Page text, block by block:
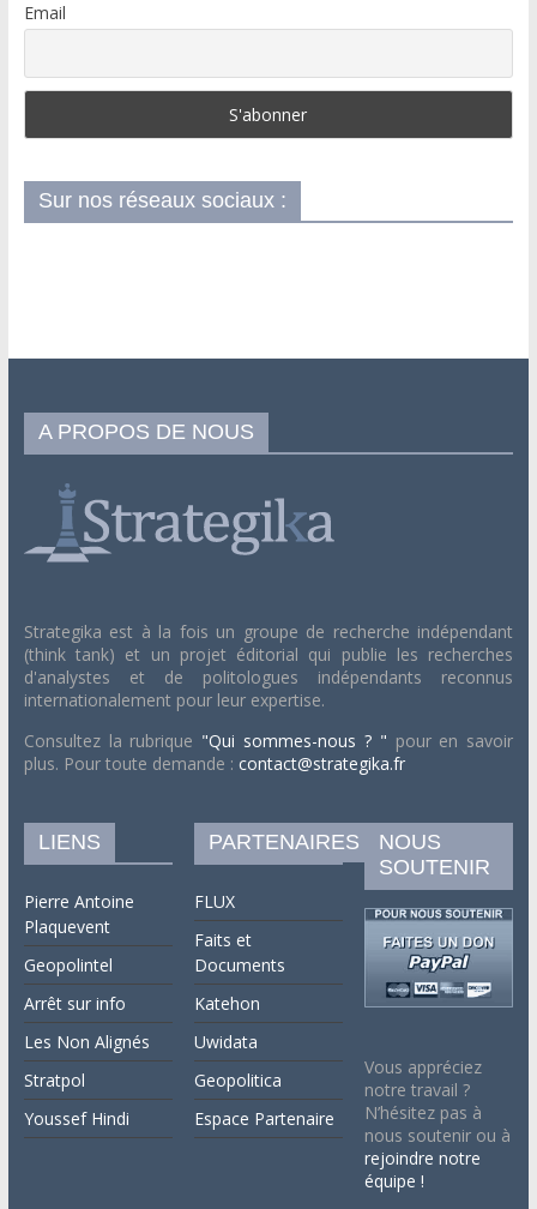
Email
Sur nos réseaux sociaux :
A PROPOS DE NOUS
Strategika est à la fois un groupe de recherche indépendant
(think tank) et un projet éditorial qui publie les recherches
d'analystes et de politologues indépendants reconnus
internationalement pour leur expertise.
Consultez la rubrique "Qui sommes-nous ? " pour en savoir
plus. Pour toute demande : contact@strategika.fr
LIENS
Pierre Antoine
Plaquevent
Geopolintel
Arrêt sur info
Les Non Alignés
Stratpol
Youssef Hindi
PARTENAIRES
FLUX
Faits et
Documents
Katehon
Uwidata
Geopolitica
Espace Partenaire
NOUS
SOUTENIR
Vous appréciez
notre travail ?
N’hésitez pas à
nous soutenir ou à
rejoindre notre
équipe !